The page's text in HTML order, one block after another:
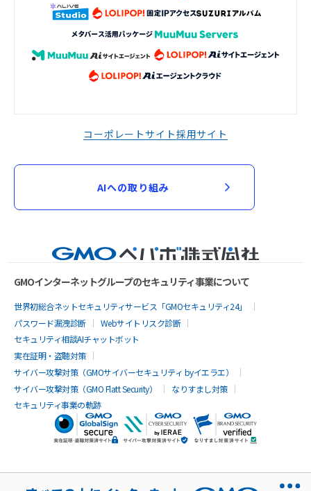
コーポレートサイト採用サイト
AIへの取り組み
GMOインターネットグループのセキュリティ事業について
世界初総合ネットセキュリティサービス「GMOセキュリティ24」
パスワード漏洩診断
Webサイトリスク診断
セキュリティ相談AIチャットボット
実在証明・盗聴対策
サイバー攻撃対策（GMOサイバーセキュリティ byイエラエ）
サイバー攻撃対策（GMO Flatt Security）
なりすまし対策
セキュリティ事業の軌跡